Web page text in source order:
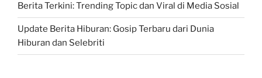
Berita Terkini: Trending Topic dan Viral di Media Sosial
Update Berita Hiburan: Gosip Terbaru dari Dunia
Hiburan dan Selebriti